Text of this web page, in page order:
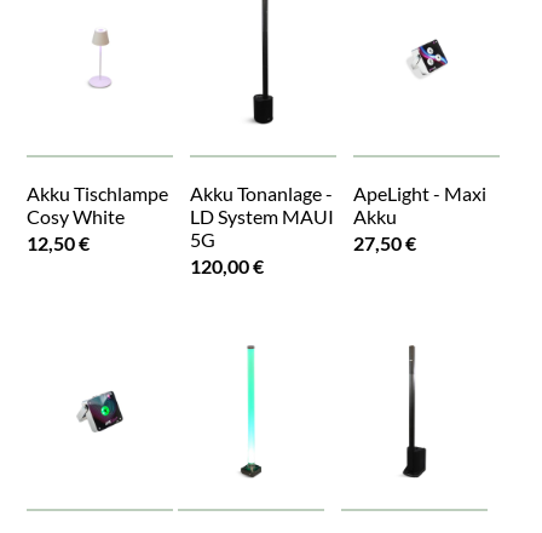
Akku Tischlampe
Cosy White
12,50 €
Akku Tonanlage -
LD System MAUI
5G
120,00 €
ApeLight - Maxi
Akku
27,50 €